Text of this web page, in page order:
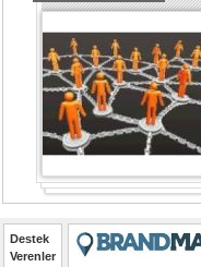
Destek
Verenler